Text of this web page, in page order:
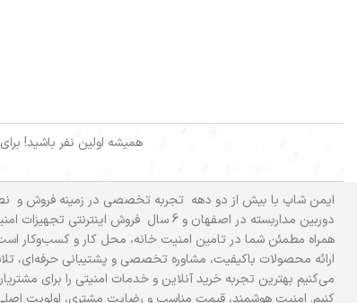
همیشه اولین نفر باشید!
ایمن شاپ با بیش از دو دهه تجربه تخصصی در زمینه فروش و
دوربین مداربسته در اصفهان و 6 سال فروش اینترنتی تجهیزات
همراه مطمئن شما در تامین امنیت خانه، محل کار و کسب‌وکار
ارائه محصولات باکیفیت، مشاوره تخصصی و پشتیبانی حرفه‌ای،
می‌کنیم بهترین تجربه خرید آنلاین و خدمات امنیتی را برای
کنیم. امنیت هوشمند، قیمت مناسب و رضایت مشتری، اولویت